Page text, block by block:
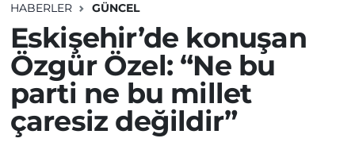
HABERLER GÜNCEL
Eskişehir’de konuşan
Özgür Özel: “Ne bu
parti ne bu millet
çaresiz değildir”
SPOR
EKONOMİ
SİYASET
SİYASET
SPOR
EKONOMİ
Odunpazarı Trafik Yoğunluk Haritası
TFF 3.Lig 4.Grup Puan Durumu ve Fikstür
Tüm Manşetler
Son Dakika Haberleri